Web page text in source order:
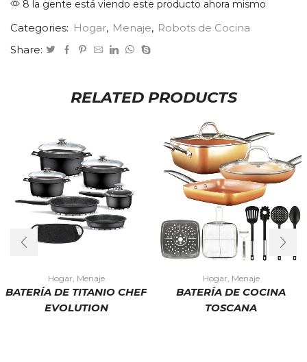
8 la gente está viendo este producto ahora mismo
Categories: Hogar, Menaje, Robots de Cocina
Share:
RELATED PRODUCTS
Hogar, Menaje
BATERÍA DE TITANIO CHEF
EVOLUTION
Hogar, Menaje
BATERÍA DE COCINA
TOSCANA